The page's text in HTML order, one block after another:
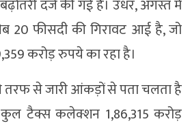
दर्ज की गई है। उधर, अगस्त में
20 फीसदी की गिरावट आई है, जो
करोड़ रुपये का रहा है।
तरफ से जारी आंकड़ों से पता चलता है
टैक्स कलेक्शन 1,86,315 करोड़